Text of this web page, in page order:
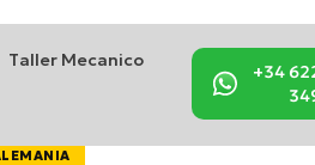
Taller Mecanico
+34